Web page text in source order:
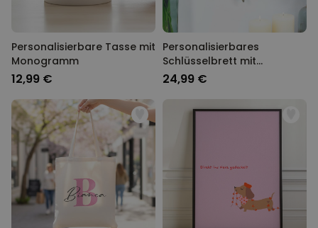
Personalisierbare Tasse mit
Monogramm
12,99 €
Personalisierbares
Schlüsselbrett mit
Monogramm
24,99 €